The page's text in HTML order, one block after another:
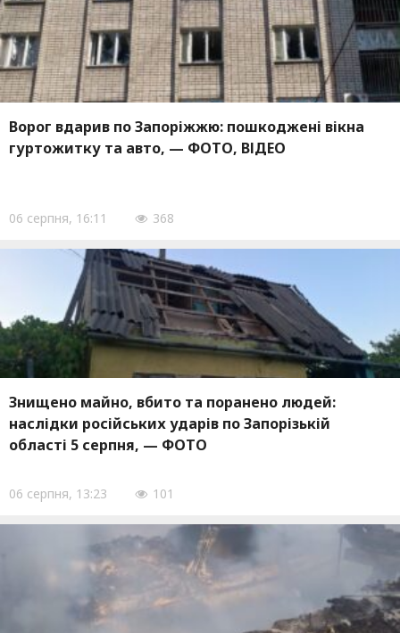
Ворог вдарив по Запоріжжю: пошкоджені вікна
гуртожитку та авто, — ФОТО, ВІДЕО
06 серпня, 16:11 368
Знищено майно, вбито та поранено людей:
наслідки російських ударів по Запорізькій
області 5 серпня, — ФОТО
06 серпня, 13:23 101